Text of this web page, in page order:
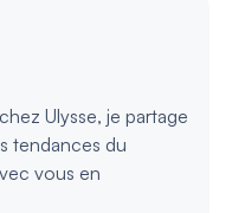
Ulysse, je partage
tendances du
vous en